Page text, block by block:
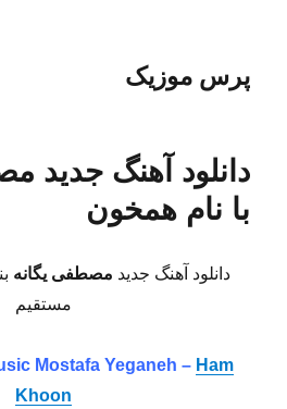
پرس موزیک
دانلود آهنگ جدید
با نام همخون
دانلود آهنگ جدید مصطفی یگانه
مستقیم
Mostafa Yeganeh – Ham
Khoon